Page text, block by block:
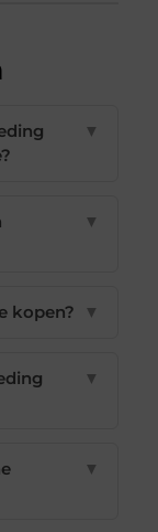
▼
▼
kopen? ▼
▼
▼